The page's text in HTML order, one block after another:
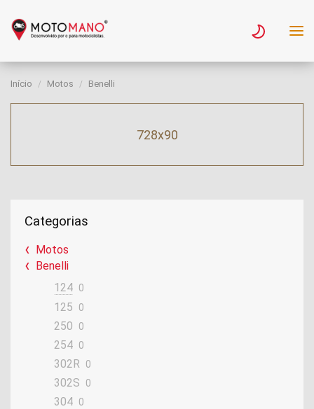
Início Motos Benelli
728x90
Categorias
Motos
Benelli
124 0
125 0
250 0
254 0
302R 0
302S 0
304 0